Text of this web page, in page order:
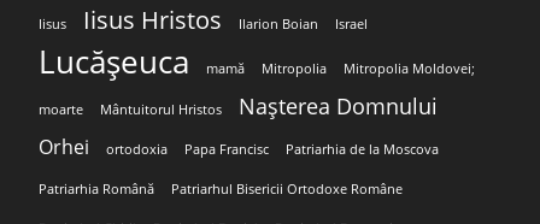
Iisus Iisus Hristos Ilarion Boian Israel
Lucășeuca mamă Mitropolia Mitropolia Moldovei;
moarte Mântuitorul Hristos Nașterea Domnului
Orhei ortodoxia Papa Francisc Patriarhia de la Moscova
Patriarhia Română Patriarhul Bisericii Ortodoxe Române